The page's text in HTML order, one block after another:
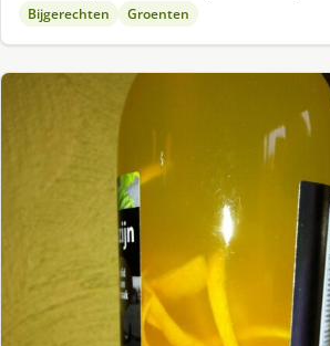
Bijgerechten Groenten